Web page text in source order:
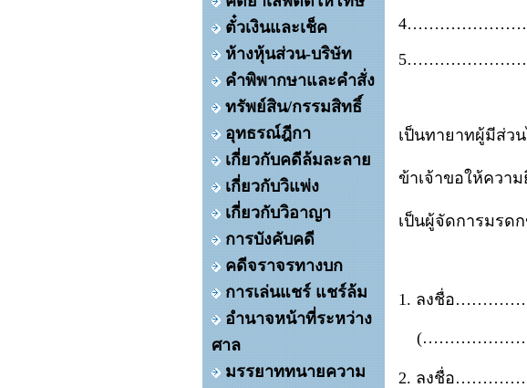
ตั๋วเงินและเช็ค
ห้างหุ้นส่วน-บริษัท
คำพิพากษาและคำสั่ง
ทรัพย์สิน/กรรมสิทธิ์
อุทธรณ์ฎีกา
เกี่ยวกับคดีล้มละลาย
เกี่ยวกับวิแพ่ง
เกี่ยวกับวิอาญา
การบังคับคดี
คดีจราจรทางบก
การเล่นแชร์ แชร์ล้ม
อำนาจหน้าที่ระหว่าง
ศาล
มรรยาททนายความ
เป็นทายาทผู้มีส่
ข้าเจ้าขอให้ค
เป็นผู้จัดการมรด
1. ลงชื่อ
2. ลงชื่อ